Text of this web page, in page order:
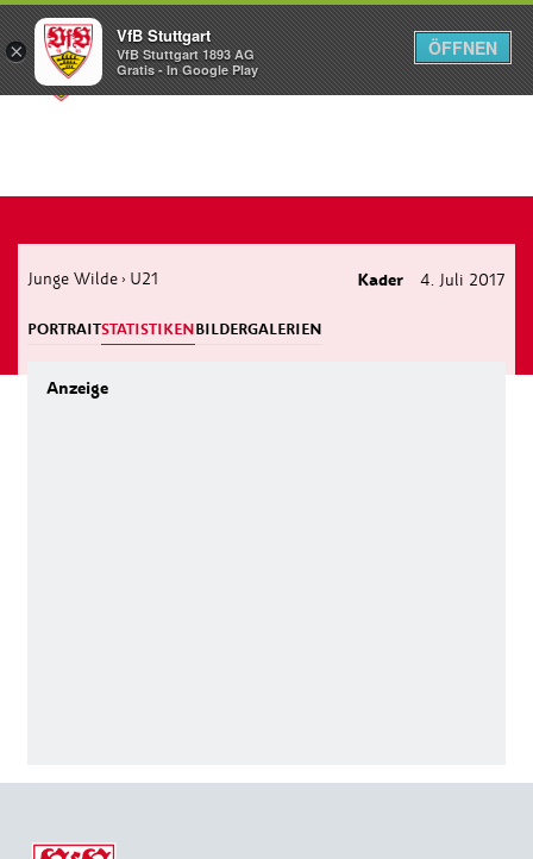
Menü
Junge Wilde › U21 Kader 4. Juli 2017
PORTRAITSTATISTIKENBILDERGALERIEN
×
VfB Stuttgart
VfB Stuttgart 1893 AG
Gratis - In Google Play
ÖFFNEN